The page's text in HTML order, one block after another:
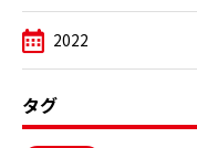
2022
タグ